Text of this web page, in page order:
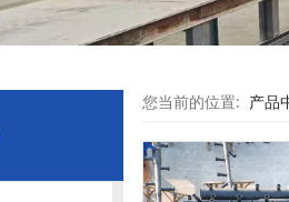
您当前的位置: 产品